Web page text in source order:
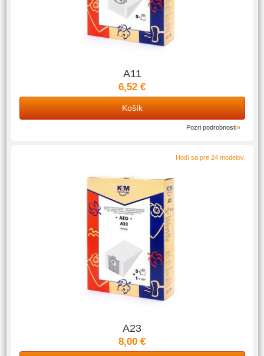
A11
6,52 €
Košík
Pozri podrobnosti
Hodí sa pre 24 modelov.
A23
8,00 €